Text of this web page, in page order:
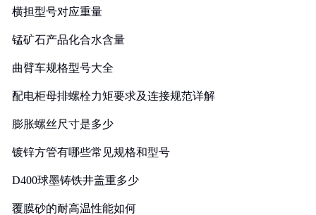
横担型号对应重量
锰矿石产品化合水含量
曲臂车规格型号大全
配电柜母排螺栓力矩要求及连接规范详解
膨胀螺丝尺寸是多少
镀锌方管有哪些常见规格和型号
D400球墨铸铁井盖重多少
覆膜砂的耐高温性能如何